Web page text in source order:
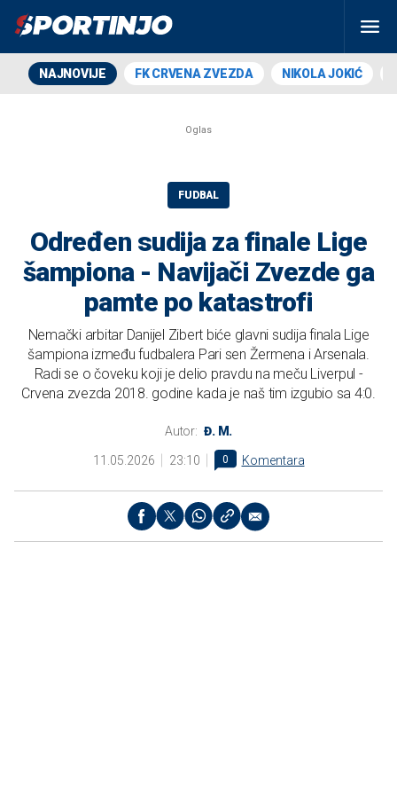
NAJNOVIJE FK CRVENA ZVEZDA NIKOLA JOKIĆ
FUDBAL
Određen sudija za finale Lige
šampiona - Navijači Zvezde ga
pamte po katastrofi
Nemački arbitar Danijel Zibert biće glavni sudija finala Lige
šampiona između fudbalera Pari sen Žermena i Arsenala.
Radi se o čoveku koji je delio pravdu na meču Liverpul -
Crvena zvezda 2018. godine kada je naš tim izgubio sa 4:0.
Autor: Đ. M.
11.05.2026 23:10 0 Komentara